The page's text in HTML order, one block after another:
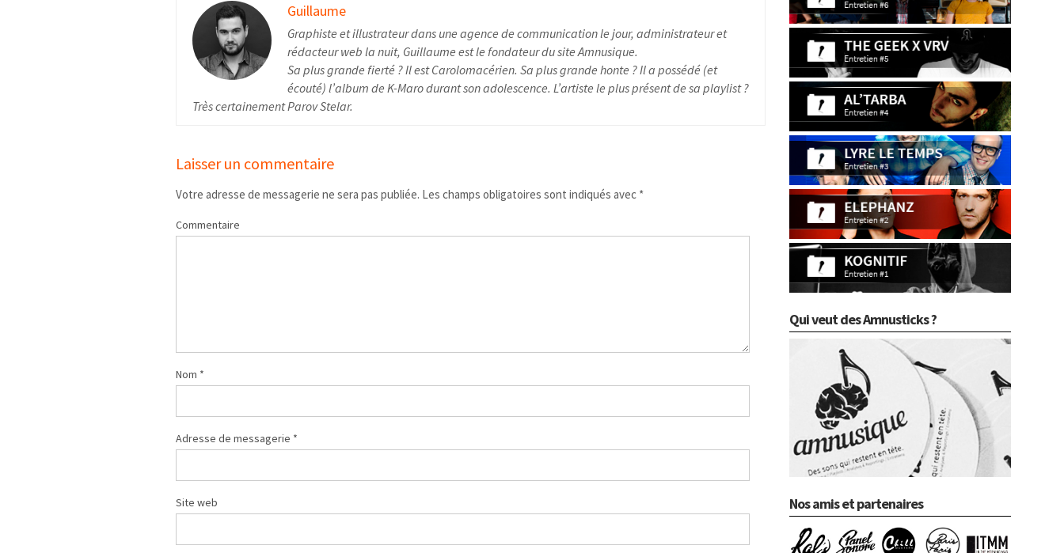
Guillaume
Graphiste et illustrateur dans une agence de communication le jour, administrateur et
rédacteur web la nuit, Guillaume est le fondateur du site Amnusique.
Sa plus grande fierté ? Il est Carolomacérien. Sa plus grande honte ? Il a possédé (et
écouté) l’album de K-Maro durant son adolescence. L’artiste le plus présent de sa playlist ?
Très certainement Parov Stelar.
Laisser un commentaire
Votre adresse de messagerie ne sera pas publiée. Les champs obligatoires sont indiqués avec *
Commentaire
Nom *
Adresse de messagerie *
Site web
Qui veut des Amnusticks ?
Nos amis et partenaires